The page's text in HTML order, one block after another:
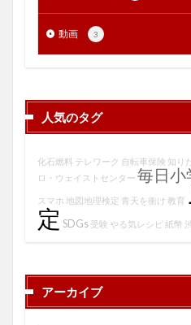
動画 3
人気のタグ
化石燃料 テレワーク 自転車保険 知り
ロ・ウェイストセンター 毎日小
スマホ 地図地理検定 青天を衝け 教育
定 SDGs 受験 やる気レシピ 紙幣
アーカイブ